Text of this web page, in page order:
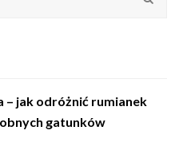
– jak odróżnić rumianek
gatunków